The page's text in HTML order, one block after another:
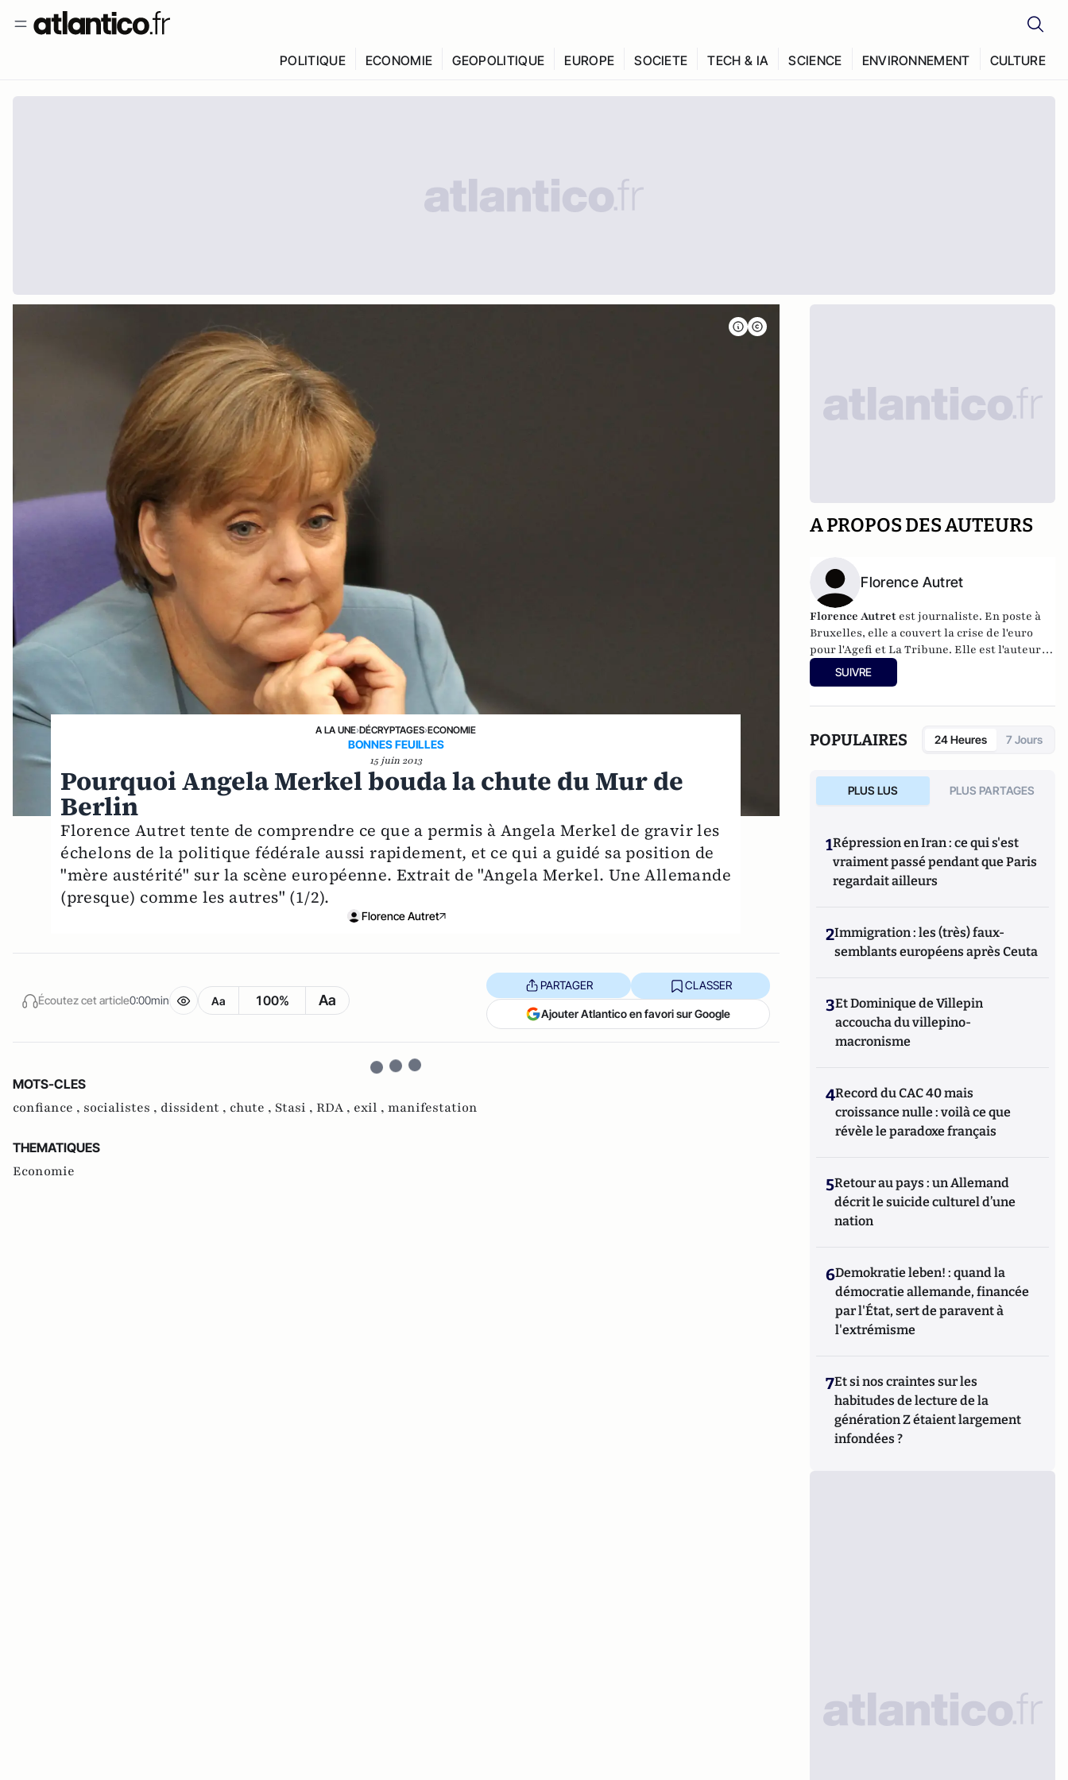
POLITIQUE ECONOMIE GEOPOLITIQUE EUROPE SOCIETE TECH & IA SCIENCE ENVIRONNEMENT CULTURE
A LA UNE›DÉCRYPTAGES›ECONOMIE
BONNES FEUILLES
15 juin 2013
Pourquoi Angela Merkel bouda la chute du Mur de
Berlin
Florence Autret tente de comprendre ce que a permis à Angela Merkel de gravir les
échelons de la politique fédérale aussi rapidement, et ce qui a guidé sa position de
"mère austérité" sur la scène européenne. Extrait de "Angela Merkel. Une Allemande
(presque) comme les autres" (1/2).
Florence Autret
Écoutez cet article0:00min Aa 100% Aa
PARTAGER CLASSER
Ajouter Atlantico en favori sur Google
MOTS-CLES
confiance , socialistes , dissident , chute , Stasi , RDA , exil , manifestation
THEMATIQUES
Economie
A PROPOS DES AUTEURS
Florence Autret
Florence Autret est journaliste. En poste à
Bruxelles, elle a couvert la crise de l'euro
pour l'Agefi et La Tribune. Elle est l'auteur
de Terminus pour l'euro, fiction publiée en
2011 par le quotidien Le Monde et de
SUIVRE
POPULAIRES 24 Heures 7 Jours
PLUS LUS PLUS PARTAGES
1Répression en Iran : ce qui s'est
vraiment passé pendant que Paris
regardait ailleurs
2Immigration : les (très) faux-
semblants européens après Ceuta
3Et Dominique de Villepin
accoucha du villepino-
macronisme
4Record du CAC 40 mais
croissance nulle : voilà ce que
révèle le paradoxe français
5Retour au pays : un Allemand
décrit le suicide culturel d’une
nation
6Demokratie leben! : quand la
démocratie allemande, financée
par l'État, sert de paravent à
l'extrémisme
7Et si nos craintes sur les
habitudes de lecture de la
génération Z étaient largement
infondées ?